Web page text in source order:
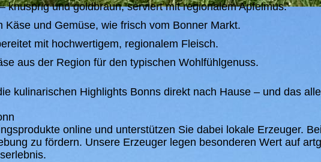
knusprig und goldbraun, serviert mit regionalem Apfelmus.
Käse und Gemüse, wie frisch vom Bonner Markt.
mit hochwertigem, regionalem Fleisch.
aus der Region für den typischen Wohlfühlgenuss.
kulinarischen Highlights Bonns direkt nach Hause – und das
online und unterstützen Sie dabei lokale Erzeuger.
zu fördern. Unsere Erzeuger legen besonderen Wert auf